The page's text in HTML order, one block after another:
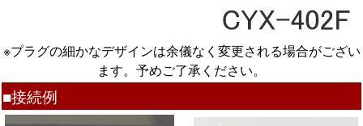
※プラグの細かなデザインは余儀なく変更される場合がござい
ます。予めご了承ください。
■接続例